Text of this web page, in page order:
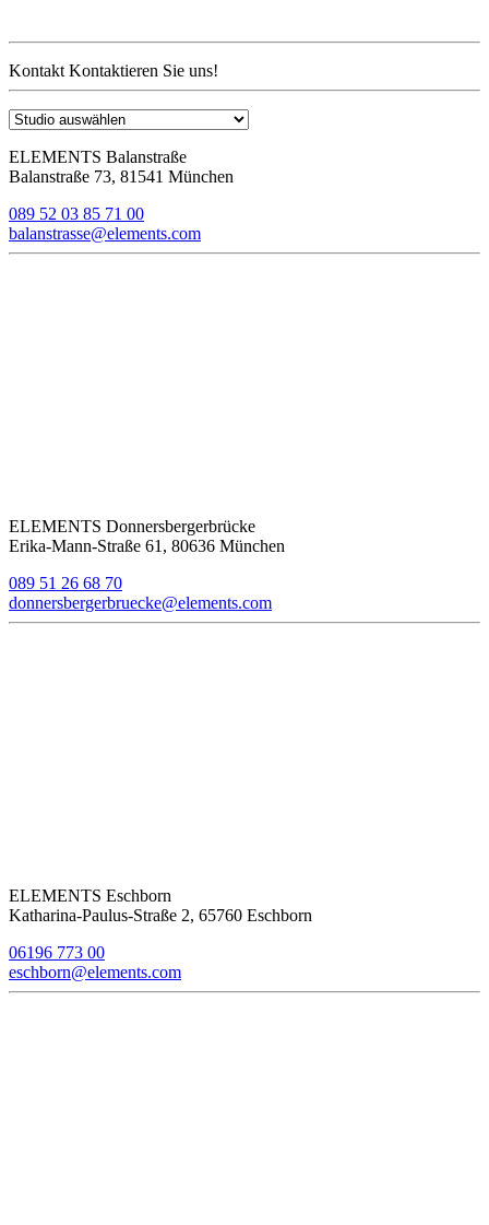
Kontakt Kontaktieren Sie uns!
ELEMENTS Balanstraße
Balanstraße 73, 81541 München
089 52 03 85 71 00
balanstrasse@elements.com
ELEMENTS Donnersbergerbrücke
Erika-Mann-Straße 61, 80636 München
089 51 26 68 70
donnersbergerbruecke@elements.com
ELEMENTS Eschborn
Katharina-Paulus-Straße 2, 65760 Eschborn
06196 773 00
eschborn@elements.com